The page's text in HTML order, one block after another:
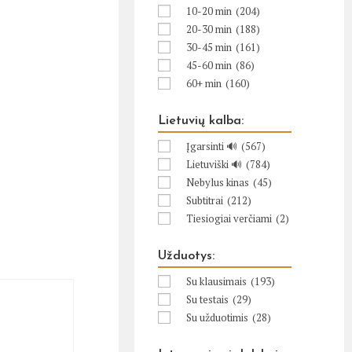
10-20 min (204)
20-30 min (188)
30-45 min (161)
45-60 min (86)
60+ min (160)
Lietuvių kalba:
Įgarsinti 🔊 (567)
Lietuviški 🔊 (784)
Nebylus kinas (45)
Subtitrai (212)
Tiesiogiai verčiami (2)
Užduotys:
Su klausimais (193)
Su testais (29)
Su užduotimis (28)